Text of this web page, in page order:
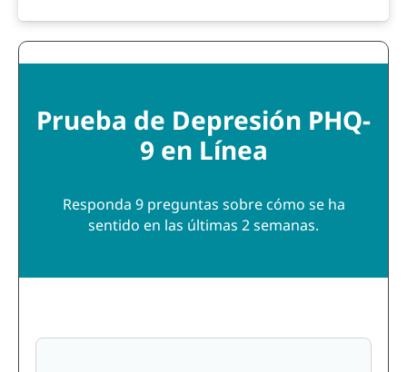
Prueba de Depresión PHQ-
9 en Línea
Responda 9 preguntas sobre cómo se ha
sentido en las últimas 2 semanas.